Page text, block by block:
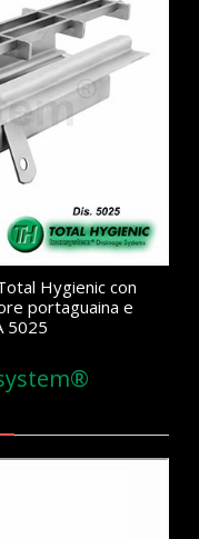
Hygienic con
portaguaina e
5025